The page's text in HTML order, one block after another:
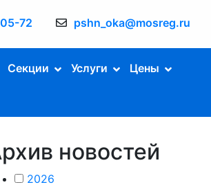
72 pshn_oka@mosreg.ru
Секции Услуги Цены
новостей
2026